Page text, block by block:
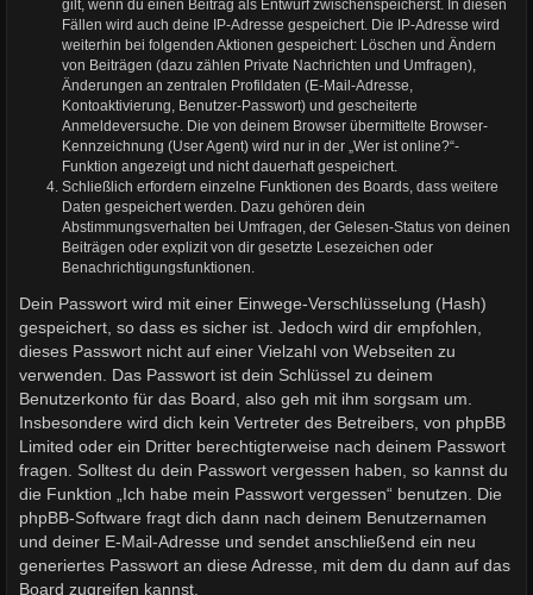
gilt, wenn du einen Beitrag als Entwurf zwischenspeicherst. In diesen
Fällen wird auch deine IP-Adresse gespeichert. Die IP-Adresse wird
weiterhin bei folgenden Aktionen gespeichert: Löschen und Ändern
von Beiträgen (dazu zählen Private Nachrichten und Umfragen),
Änderungen an zentralen Profildaten (E-Mail-Adresse,
Kontoaktivierung, Benutzer-Passwort) und gescheiterte
Anmeldeversuche. Die von deinem Browser übermittelte Browser-
Kennzeichnung (User Agent) wird nur in der „Wer ist online?“-
Funktion angezeigt und nicht dauerhaft gespeichert.
Schließlich erfordern einzelne Funktionen des Boards, dass weitere
Daten gespeichert werden. Dazu gehören dein
Abstimmungsverhalten bei Umfragen, der Gelesen-Status von deinen
Beiträgen oder explizit von dir gesetzte Lesezeichen oder
Benachrichtigungsfunktionen.
Dein Passwort wird mit einer Einwege-Verschlüsselung (Hash)
gespeichert, so dass es sicher ist. Jedoch wird dir empfohlen,
dieses Passwort nicht auf einer Vielzahl von Webseiten zu
verwenden. Das Passwort ist dein Schlüssel zu deinem
Benutzerkonto für das Board, also geh mit ihm sorgsam um.
Insbesondere wird dich kein Vertreter des Betreibers, von phpBB
Limited oder ein Dritter berechtigterweise nach deinem Passwort
fragen. Solltest du dein Passwort vergessen haben, so kannst du
die Funktion „Ich habe mein Passwort vergessen“ benutzen. Die
phpBB-Software fragt dich dann nach deinem Benutzernamen
und deiner E-Mail-Adresse und sendet anschließend ein neu
generiertes Passwort an diese Adresse, mit dem du dann auf das
Board zugreifen kannst.